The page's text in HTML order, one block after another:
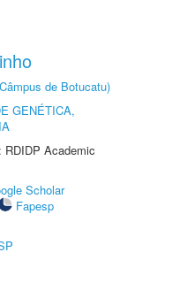
de Botucatu)
GENÉTICA,
Academic
Scholar
Fapesp